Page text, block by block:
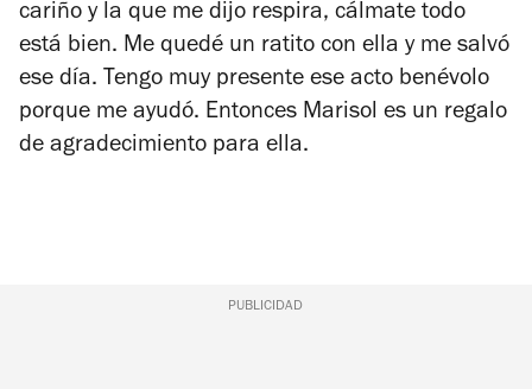
cariño y la que me dijo respira, cálmate todo
está bien. Me quedé un ratito con ella y me salvó
ese día. Tengo muy presente ese acto benévolo
porque me ayudó. Entonces Marisol es un regalo
de agradecimiento para ella.
PUBLICIDAD